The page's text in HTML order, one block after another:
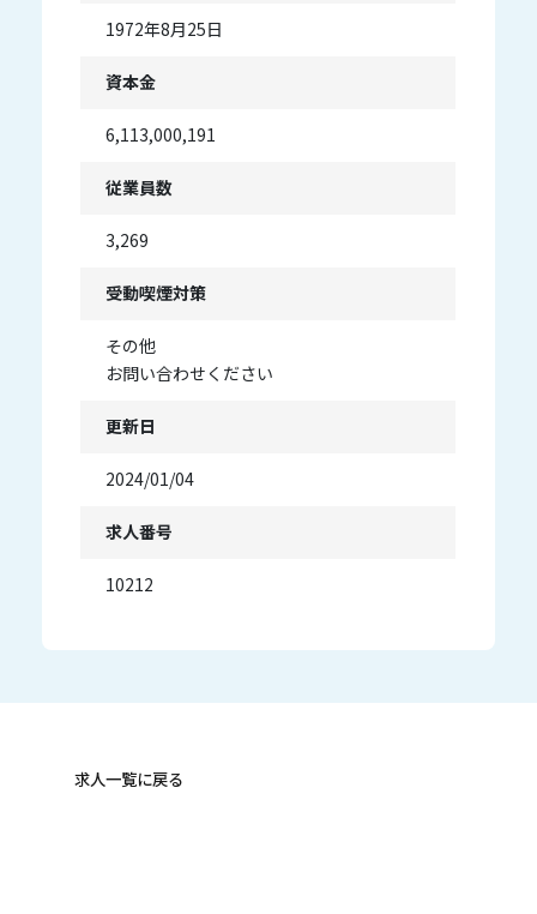
1972年8月25日
資本金
6,113,000,191
従業員数
3,269
受動喫煙対策
その他
お問い合わせください
更新日
2024/01/04
求人番号
10212
求人一覧に戻る